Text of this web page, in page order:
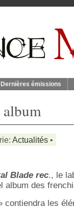
Dernières émissions
Actualités •
Blade rec., le
album des
contiendra les